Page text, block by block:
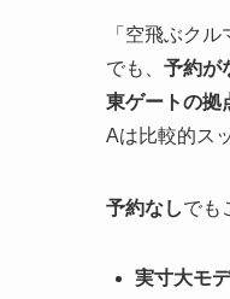
「空飛ぶクル
でも、 予約が
東ゲートの拠
Aは比較的ス
予約なしでも
実寸大モ